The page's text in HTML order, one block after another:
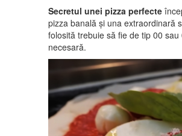
Secretul unei pizza perfecte
pizza banală și una extraordinară
folosită trebuie să fie de tip 00
necesară.